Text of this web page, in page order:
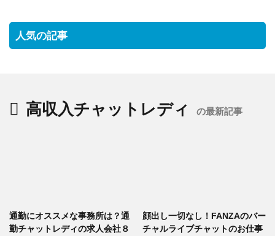
人気の記事
高収入チャットレディ の最新記事
通勤にオススメな事務所は？通
勤チャットレディの求人会社８
顔出し一切なし！FANZAのバー
チャルライブチャットのお仕事